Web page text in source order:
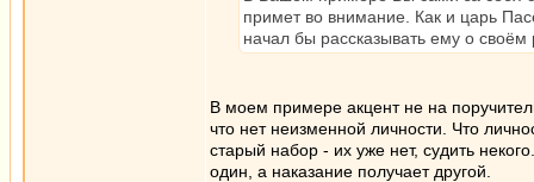
примет во внимание. Как и царь
начал бы рассказывать ему о
В моем примере акцент не на
что нет неизменной личности. Что
старый набор - их уже нет, судить
один, а наказание получает другой.